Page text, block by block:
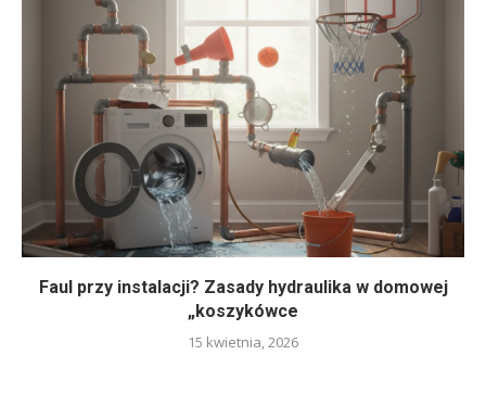
Faul przy instalacji? Zasady hydraulika w domowej
„koszykówce
15 kwietnia, 2026